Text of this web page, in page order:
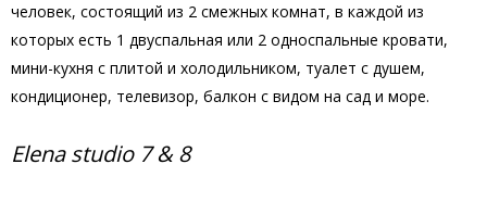
человек, состоящий из 2 смежных комнат, в каждой из
которых есть 1 двуспальная или 2 односпальные кровати,
мини-кухня с плитой и холодильником, туалет с душем,
кондиционер, телевизор, балкон с видом на сад и море.
Elena studio 7 & 8